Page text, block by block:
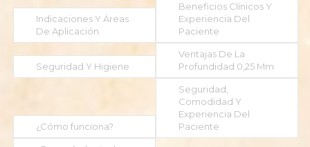
Indicaciones Y Áreas
De Aplicación
Beneficios Clínicos Y
Experiencia Del
Paciente
Seguridad Y Higiene
Ventajas De La
Profundidad 0,25 Mm
¿Cómo funciona?
Seguridad,
Comodidad Y
Experiencia Del
Paciente